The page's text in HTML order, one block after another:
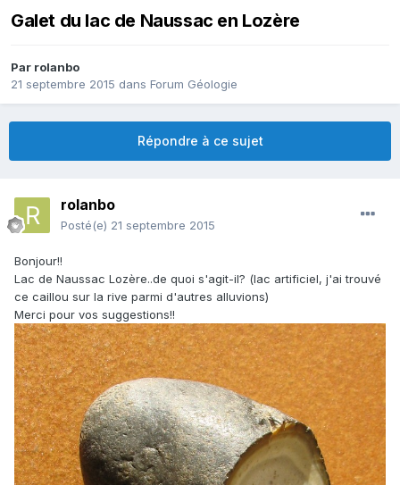
Galet du lac de Naussac en Lozère
Par rolanbo
21 septembre 2015 dans Forum Géologie
Répondre à ce sujet
rolanbo
Posté(e) 21 septembre 2015
Bonjour!!
Lac de Naussac Lozère..de quoi s'agit-il? (lac artificiel, j'ai trouvé
ce caillou sur la rive parmi d'autres alluvions)
Merci pour vos suggestions!!